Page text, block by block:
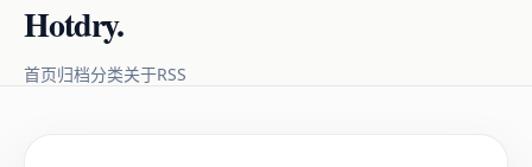
Hotdry.
首页归档分类关于RSS